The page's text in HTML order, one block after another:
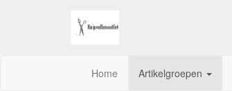
Home Artikelgroepen